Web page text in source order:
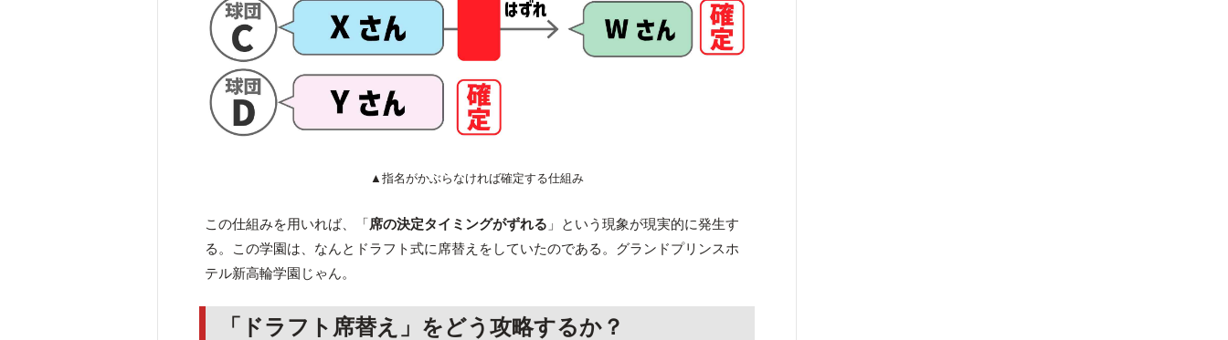
▲指名がかぶらなければ確定する仕組み
この仕組みを用いれば、「席の決定タイミングがずれる 」という現象が現実的に発生す
る。この学園は、なんとドラフト式に席替えをしていたのである。グランドプリンスホ
テル新高輪学園じゃん。
「ドラフト席替え」をどう攻略するか？